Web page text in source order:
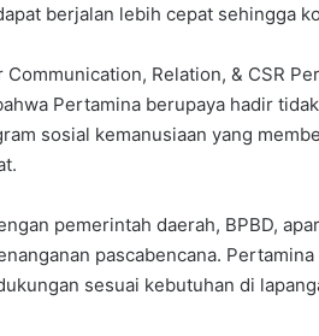
berjalan lebih cepat sehingga
Communication, Relation, & CSR
Pertamina berupaya hadir
sosial kemanusiaan yang
pemerintah daerah, BPBD,
pascabencana.
sesuai kebutuhan di